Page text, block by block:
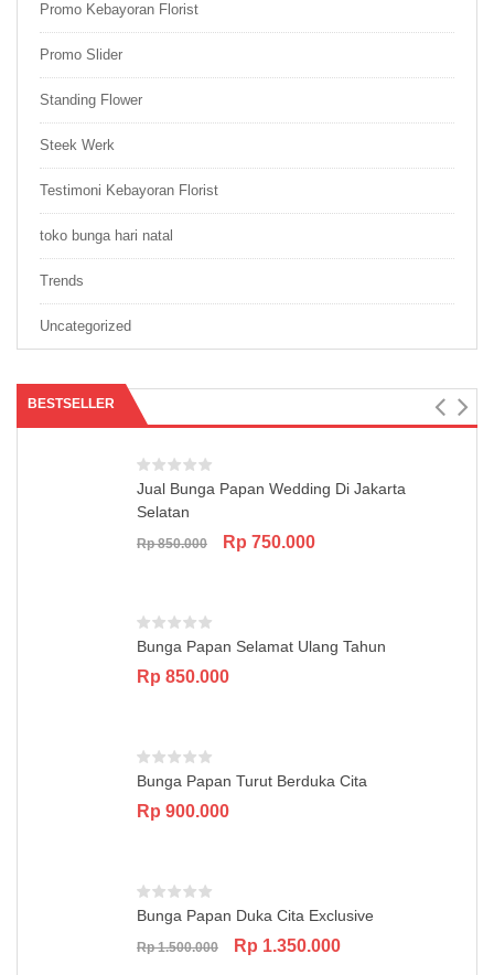
Promo Kebayoran Florist
Promo Slider
Standing Flower
Steek Werk
Testimoni Kebayoran Florist
toko bunga hari natal
Trends
Uncategorized
BESTSELLER
Jual Bunga Papan Wedding Di Jakarta
Selatan
Rp850.000
Original
Rp 750.000Current
Bunga Papan Selamat Ulang Tahun
Rp 850.000
Bunga Papan Turut Berduka Cita
Rp 900.000
Bunga Papan Duka Cita Exclusive
Rp1.500.000
Original
Rp 1.350.000Current